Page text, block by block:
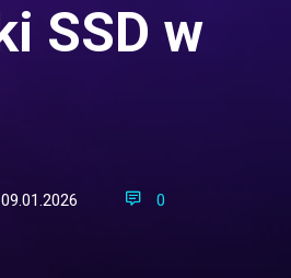
SSD w
09.01.2026 0